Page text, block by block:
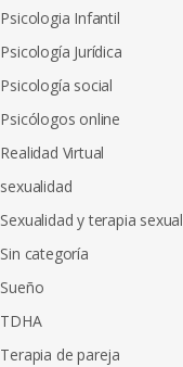
Psicologia Infantil
Psicología Jurídica
Psicología social
Psicólogos online
Realidad Virtual
sexualidad
Sexualidad y terapia sexual
Sin categoría
Sueño
TDHA
Terapia de pareja